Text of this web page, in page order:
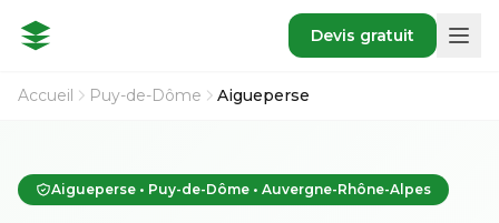
Devis gratuit
Accueil Puy-de-Dôme Aigueperse
Aigueperse • Puy-de-Dôme • Auvergne-Rhône-Alpes